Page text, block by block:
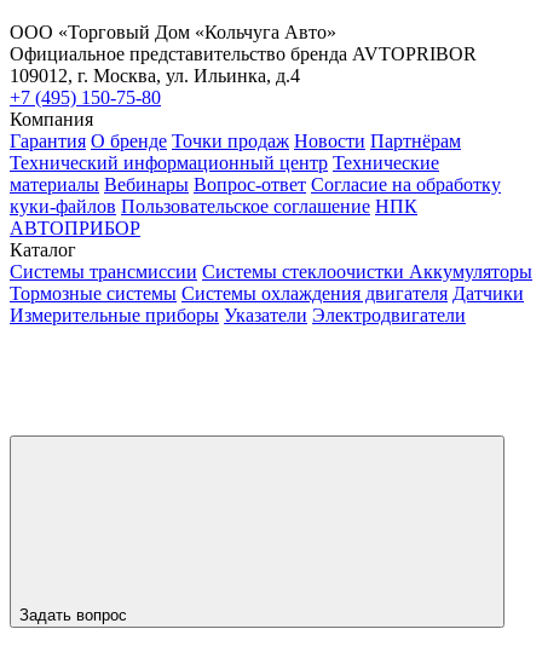
ООО «Торговый Дом «Кольчуга Авто»
Официальное представительство бренда AVTOPRIBOR
109012, г. Москва, ул. Ильинка, д.4
+7 (495) 150-75-80
Компания
Гарантия О бренде Точки продаж Новости Партнёрам
Технический информационный центр Технические
материалы Вебинары Вопрос-ответ Согласие на обработку
куки-файлов Пользовательское соглашение НПК
АВТОПРИБОР
Каталог
Системы трансмиссии Системы стеклоочистки Аккумуляторы
Тормозные системы Системы охлаждения двигателя Датчики
Измерительные приборы Указатели Электродвигатели
Задать вопрос